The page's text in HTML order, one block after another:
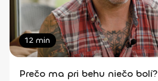
12 min
Prečo ma pri behu niečo bolí?